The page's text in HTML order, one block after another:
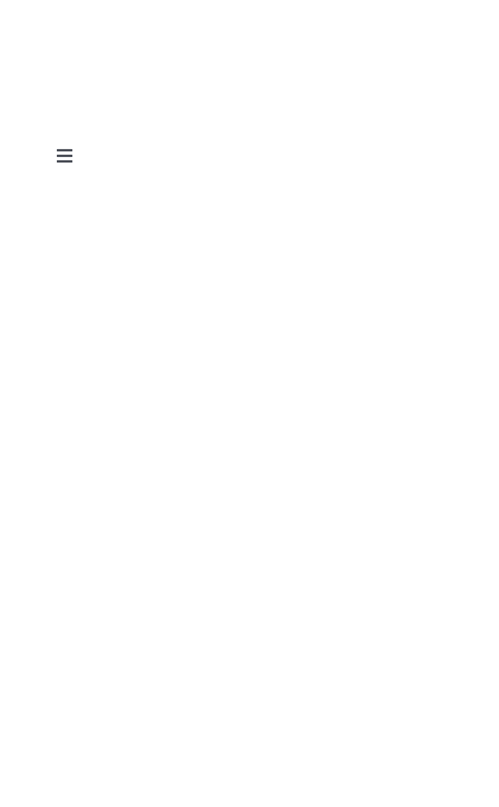
Toggle